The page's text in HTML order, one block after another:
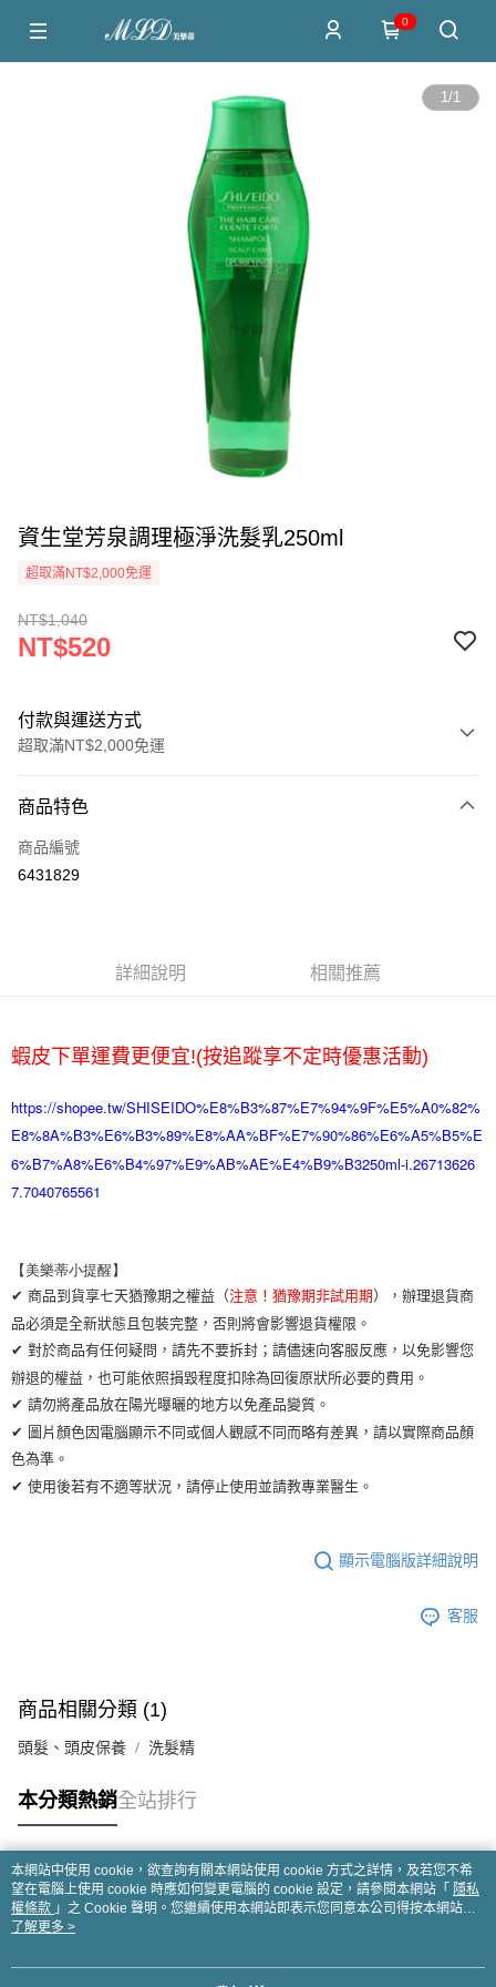
0
1/1
資生堂芳泉調理極淨洗髮乳250ml
超取滿NT$2,000免運
NT$1,040
NT$520
付款與運送方式
超取滿NT$2,000免運
信用卡一次付款
超商取貨付款
每筆NT$65，滿NT$2,000(含以上)免運費
7-11取貨付款
每筆NT$65，滿NT$2,000(含以上)免運費
商品特色
商品編號
6431829
詳細說明 相關推薦
蝦皮下單運費更便宜!(按追蹤享不定時優惠活動)
https://shopee.tw/SHISEIDO%E8%B3%87%E7%94%9F%E5%A0%82%
E8%8A%B3%E6%B3%89%E8%AA%BF%E7%90%86%E6%A5%B5%E
6%B7%A8%E6%B4%97%E9%AB%AE%E4%B9%B3250ml-i.26713626
7.7040765561
【美樂蒂小提醒】
✔ 商品到貨享七天猶豫期之權益（注意！猶豫期非試用期），辦理退貨商
品必須是全新狀態且包裝完整，否則將會影響退貨權限。
✔ 對於商品有任何疑問，請先不要拆封；請儘速向客服反應，以免影響您
辦退的權益，也可能依照損毀程度扣除為回復原狀所必要的費用。
✔ 請勿將產品放在陽光曝曬的地方以免產品變質。
✔ 圖片顏色因電腦顯示不同或個人觀感不同而略有差異，請以實際商品顏
色為準。
✔ 使用後若有不適等狀況，請停止使用並請教專業醫生。
顯示電腦版詳細說明
客服
商品相關分類 (1)
頭髮、頭皮保養 洗髮精
本分類熱銷全站排行
熱門標籤
本網站中使用 cookie，欲查詢有關本網站使用 cookie 方式之詳情，及若您不希
望在電腦上使用 cookie 時應如何變更電腦的 cookie 設定，請參閱本網站「 隱私
權條款 」之 Cookie 聲明。您繼續使用本網站即表示您同意本公司得按本網站使
用條款之 Cookie 聲明使用 cookie。
了解更多 >